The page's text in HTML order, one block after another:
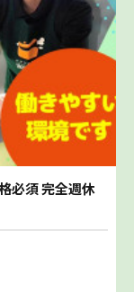
必須 完全週休